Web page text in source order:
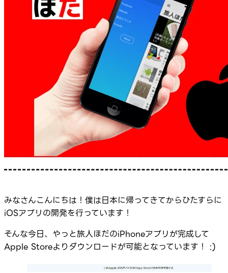
みなさんこんにちは！僕は日本に帰ってきてからひたすらに
iOSアプリの開発を行っています！
そんな今日、やっと旅人ほだのiPhoneアプリが完成して
Apple Storeよりダウンロードが可能となっています！ :)